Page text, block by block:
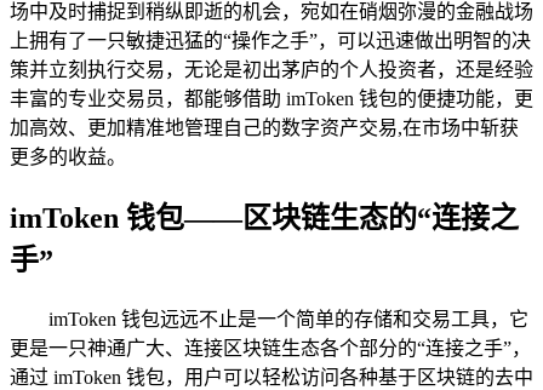
场中及时捕捉到稍纵即逝的机会，宛如在硝烟弥漫的金融战场
上拥有了一只敏捷迅猛的“操作之手”，可以迅速做出明智的决
策并立刻执行交易，无论是初出茅庐的个人投资者，还是经验
丰富的专业交易员，都能够借助 imToken 钱包的便捷功能，更
加高效、更加精准地管理自己的数字资产交易,在市场中斩获
更多的收益。
imToken 钱包——区块链生态的“连接之
手”
imToken 钱包远远不止是一个简单的存储和交易工具，它
更是一只神通广大、连接区块链生态各个部分的“连接之手”，
通过 imToken 钱包，用户可以轻松访问各种基于区块链的去中